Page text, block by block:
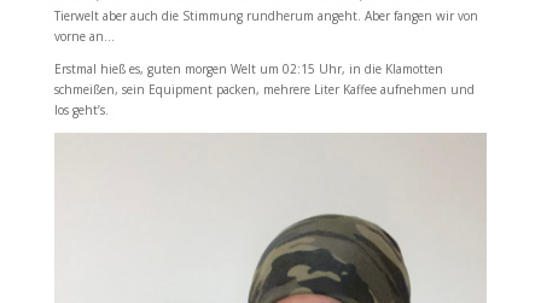
Tierwelt aber auch die Stimmung rundherum angeht. Aber fangen wir von
vorne an…
Erstmal hieß es, guten morgen Welt um 02:15 Uhr, in die Klamotten
schmeißen, sein Equipment packen, mehrere Liter Kaffee aufnehmen und
los geht’s.